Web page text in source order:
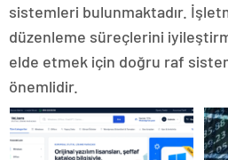
sistemleri bulunmaktadır.
düzenleme süreçlerini
elde etmek için doğru raf
önemlidir.